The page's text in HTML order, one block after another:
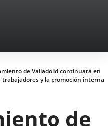
de Valladolid continuará en
trabajadores y la promoción interna
de